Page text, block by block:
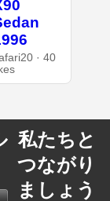
· 40
私たちと
つながり
ましょう